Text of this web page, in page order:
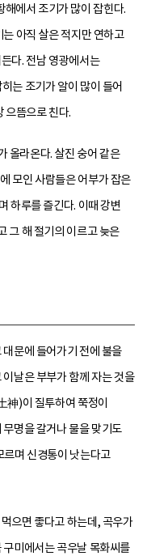
에서 조기가 많이 잡힌다.
아직 살은 적지만 연하고
다. 전남 영광에서는
는 조기가 알이 많이 들어
으뜸으로 친다.
올라온다. 살진 숭어 같은
모인 사람들은 어부가 잡은
하루를 즐긴다. 이때 강변
그 해 절기의 이르고 늦은
문에 들어가기 전에 불을
날은 부부가 함께 자는 것을
神)이 질투하여 쭉정이
명을 갈거나 물을 맞기도
르며 신경통이 낫는다고
으면 좋다고 하는데, 곡우가
미에서는 곡우날 목화씨를